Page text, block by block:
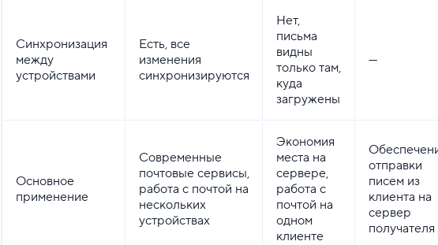
Синхронизация
между
устройствами
Есть, все
изменения
синхронизируются
Нет,
письма
видны
только там,
куда
загружены
—
Основное
применение
Современные
почтовые сервисы,
работа с почтой на
нескольких
устройствах
Экономия
места на
сервере,
работа с
почтой на
одном
клиенте
отправки
писем из
клиента на
сервер
получателя